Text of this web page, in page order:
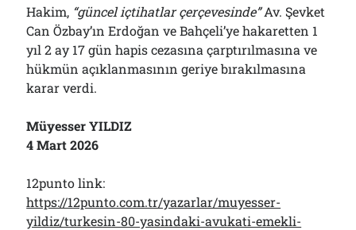
Hakim, “güncel içtihatlar çerçevesinde”Av. Şevket
Can Özbay’ın Erdoğan ve Bahçeli’ye hakaretten 1
yıl 2 ay 17 gün hapis cezasına çarptırılmasına ve
hükmün açıklanmasının geriye bırakılmasına
karar verdi.
Müyesser YILDIZ
4 Mart 2026
12punto link:
https://12punto.com.tr/yazarlar/muyesser-
yildiz/turkesin-80-yasindaki-avukati-emekli-